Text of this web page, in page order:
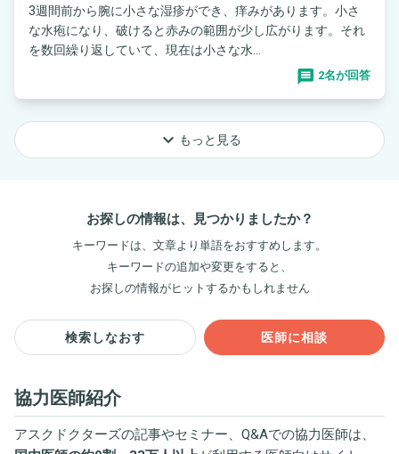
3週間前から腕に小さな湿疹ができ、痒みがあります。小さ
な水疱になり、破けると赤みの範囲が少し広がります。それ
を数回繰り返していて、現在は小さな水...
2名が回答
keyboard_arrow_down もっと見る
お探しの情報は、見つかりましたか？
キーワードは、文章より単語をおすすめします。
キーワードの追加や変更をすると、
お探しの情報がヒットするかもしれません
検索しなおす 医師に相談
協力医師紹介
アスクドクターズの記事やセミナー、Q&Aでの協力医師は、